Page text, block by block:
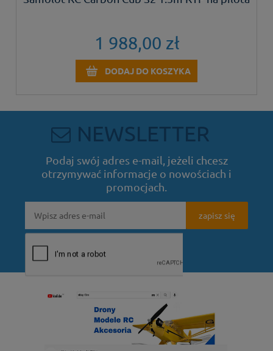
1 988,00 zł
DODAJ DO KOSZYKA
NEWSLETTER
Podaj swój adres e-mail, jeżeli chcesz
otrzymywać informacje o nowościach i
promocjach.
zapisz się